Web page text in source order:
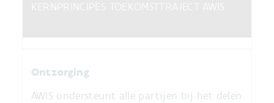
Ontzorging
AWIS ondersteunt alle partijen bij het delen